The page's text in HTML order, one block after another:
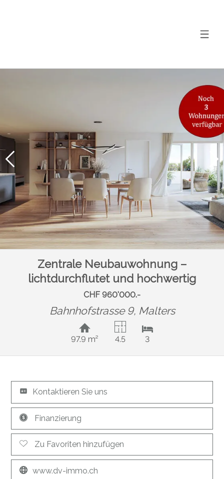
Zentrale Neubauwohnung –
lichtdurchflutet und hochwertig
CHF 960'000.-
Bahnhofstrasse 9, Malters
97.9 m² 4.5 3
Kontaktieren Sie uns
Finanzierung
Zu Favoriten hinzufügen
www.dv-immo.ch